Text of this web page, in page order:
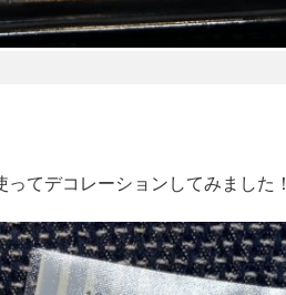
てデコレーションしてみました！